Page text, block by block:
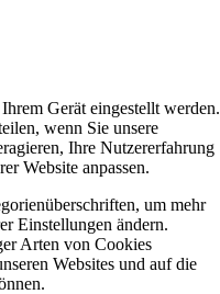
Gerät eingestellt werden.
wenn Sie unsere
Ihre Nutzererfahrung
Website anpassen.
um mehr
Einstellungen ändern.
Arten von Cookies
Websites und auf die